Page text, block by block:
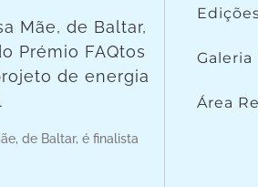
Mãe, de Baltar,
Prémio FAQtos
de energia
de Baltar, é finalista
Galeria
Área